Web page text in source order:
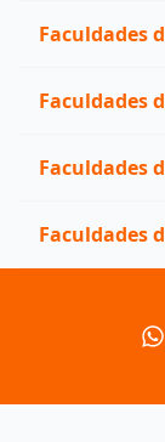
Faculdades
Faculdades
Faculdades
Faculdades